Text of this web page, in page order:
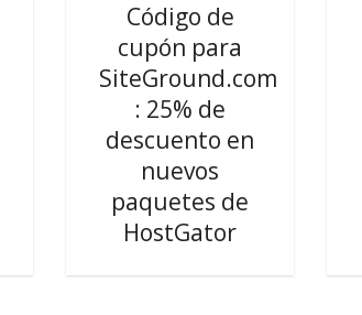
Código de
cupón para
SiteGround.com
: 25% de
descuento en
nuevos
paquetes de
HostGator